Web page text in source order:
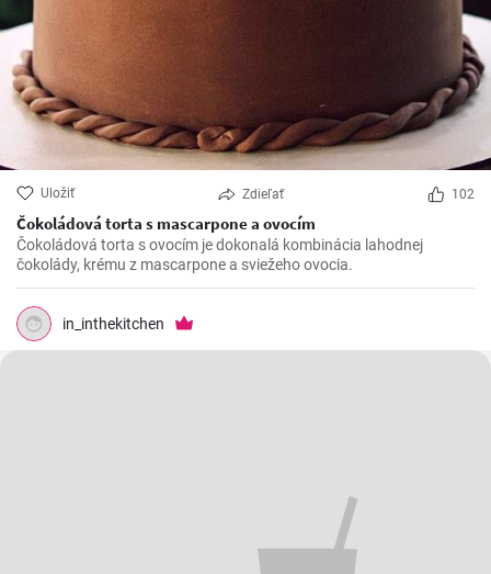
Uložiť Zdieľať 102
Čokoládová torta s mascarpone a ovocím
Čokoládová torta s ovocím je dokonalá kombinácia lahodnej
čokolády, krému z mascarpone a sviežeho ovocia.
in_inthekitchen